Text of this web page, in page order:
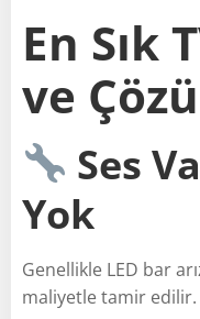
En Sık
ve
Ses
Yok
Genellikle LED bar
maliyetle tamir edilir.